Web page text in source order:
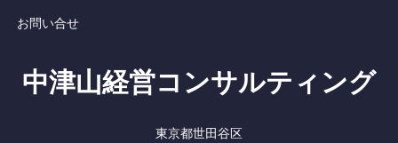
お問い合せ
中津山経営コンサルティング
東京都世田谷区